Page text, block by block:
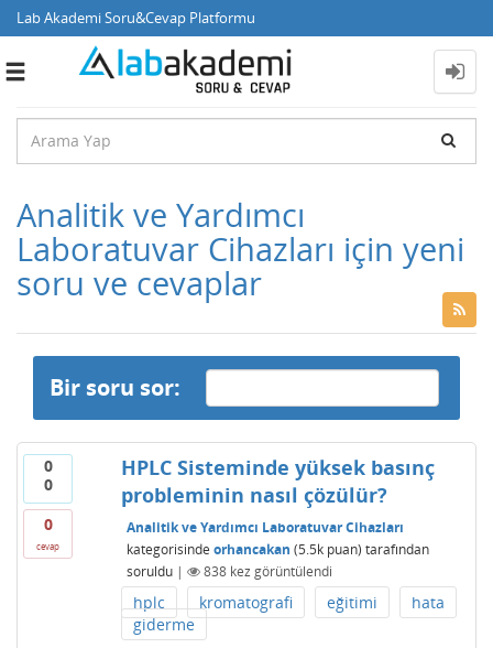
Lab Akademi Soru&Cevap Platformu
Toggle
Analitik ve Yardımcı
Laboratuvar Cihazları için yeni
soru ve cevaplar
Bir soru sor:
0
0
0
cevap
HPLC Sisteminde yüksek basınç
probleminin nasıl çözülür?
Analitik ve Yardımcı Laboratuvar Cihazları
kategorisinde orhancakan (5.5kpuan) tarafından
soruldu | 838kez görüntülendi
hplc kromatografi eğitimi
hata
giderme